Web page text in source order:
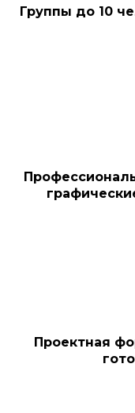
Группы до 10
Проектная